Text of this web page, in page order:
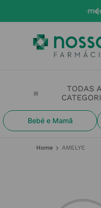
Bebé e Mamã
AMELYE